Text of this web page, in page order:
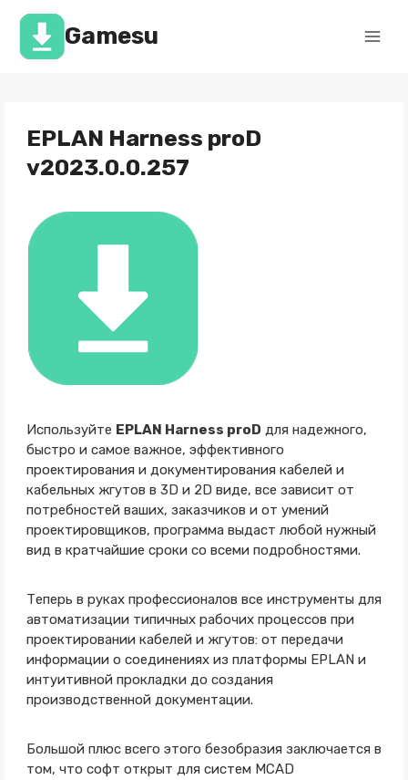
Перейти
содержимомуGamesu
EPLAN Harness proD
v2023.0.0.257
Используйте EPLAN Harness proD для надежного,
быстро и самое важное, эффективного
проектирования и документирования кабелей и
кабельных жгутов в 3D и 2D виде, все зависит от
потребностей ваших, заказчиков и от умений
проектировщиков, программа выдаст любой нужный
вид в кратчайшие сроки со всеми подробностями.
Теперь в руках профессионалов все инструменты для
автоматизации типичных рабочих процессов при
проектировании кабелей и жгутов: от передачи
информации о соединениях из платформы EPLAN и
интуитивной прокладки до создания
производственной документации.
Большой плюс всего этого безобразия заключается в
том, что софт открыт для систем MCAD